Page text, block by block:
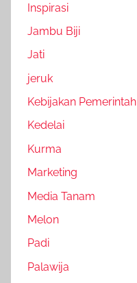
Inspirasi
Jambu Biji
Jati
jeruk
Kebijakan Pemerintah
Kedelai
Kurma
Marketing
Media Tanam
Melon
Padi
Palawija